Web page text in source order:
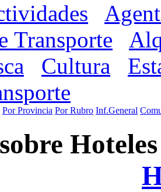
Transporte
Cultura
Por Provincia Por Rubro Inf.General